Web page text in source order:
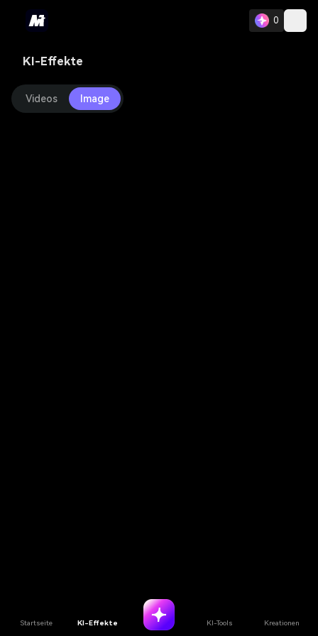
0
KI-Effekte
Videos Image
Startseite KI-Effekte KI-Tools Kreationen